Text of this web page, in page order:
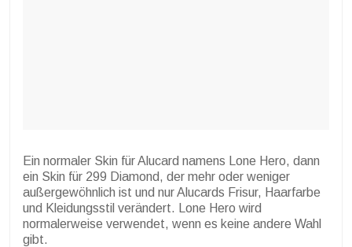
Ein normaler Skin für Alucard namens Lone Hero, dann
ein Skin für 299 Diamond, der mehr oder weniger
außergewöhnlich ist und nur Alucards Frisur, Haarfarbe
und Kleidungsstil verändert. Lone Hero wird
normalerweise verwendet, wenn es keine andere Wahl
gibt.